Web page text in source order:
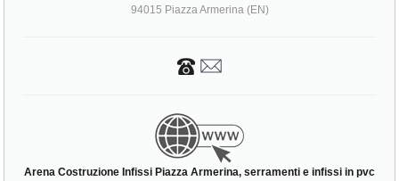
94015 Piazza Armerina (EN)
Arena Costruzione Infissi Piazza Armerina, serramenti e infissi in pvc